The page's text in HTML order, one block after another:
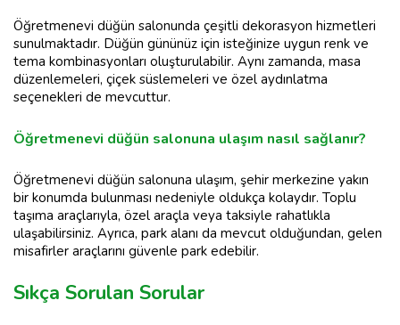
Öğretmenevi düğün salonunda çeşitli dekorasyon hizmetleri
sunulmaktadır. Düğün gününüz için isteğinize uygun renk ve
tema kombinasyonları oluşturulabilir. Aynı zamanda, masa
düzenlemeleri, çiçek süslemeleri ve özel aydınlatma
seçenekleri de mevcuttur.
Öğretmenevi düğün salonuna ulaşım nasıl sağlanır?
Öğretmenevi düğün salonuna ulaşım, şehir merkezine yakın
bir konumda bulunması nedeniyle oldukça kolaydır. Toplu
taşıma araçlarıyla, özel araçla veya taksiyle rahatlıkla
ulaşabilirsiniz. Ayrıca, park alanı da mevcut olduğundan, gelen
misafirler araçlarını güvenle park edebilir.
Sıkça Sorulan Sorular